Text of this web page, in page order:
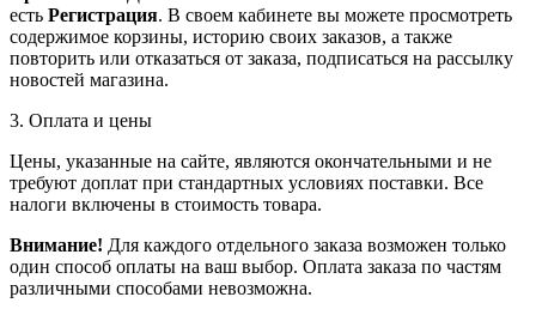
есть Регистрация. В своем кабинете вы можете просмотреть
содержимое корзины, историю своих заказов, а также
повторить или отказаться от заказа, подписаться на рассылку
новостей магазина.
3. Оплата и цены
Цены, указанные на сайте, являются окончательными и не
требуют доплат при стандартных условиях поставки. Все
налоги включены в стоимость товара.
Внимание! Для каждого отдельного заказа возможен только
один способ оплаты на ваш выбор. Оплата заказа по частям
различными способами невозможна.